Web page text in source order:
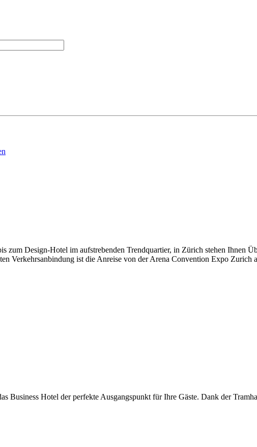
zum Design-Hotel im aufstrebenden Trendquartier, in Zürich stehen Ihnen
Verkehrsanbindung ist die Anreise von der Arena Convention Expo Zurich
Business Hotel der perfekte Ausgangspunkt für Ihre Gäste. Dank der